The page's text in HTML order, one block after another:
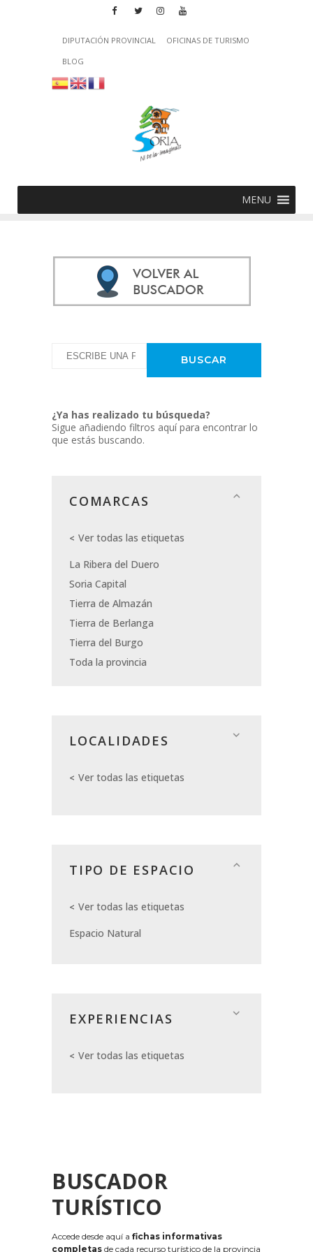
DIPUTACIÓN PROVINCIAL
OFICINAS DE TURISMO
BLOG
MENU
¿Ya has realizado tu búsqueda?
Sigue añadiendo filtros aquí para encontrar lo
que estás buscando.
COMARCAS
Ver todas las etiquetas
La Ribera del Duero
Soria Capital
Tierra de Almazán
Tierra de Berlanga
Tierra del Burgo
Toda la provincia
LOCALIDADES
Ver todas las etiquetas
TIPO DE ESPACIO
Ver todas las etiquetas
Espacio Natural
EXPERIENCIAS
Ver todas las etiquetas
BUSCADOR
TURÍSTICO
Accede desde aquí a fichas informativas
completas de cada recurso turístico de la provincia